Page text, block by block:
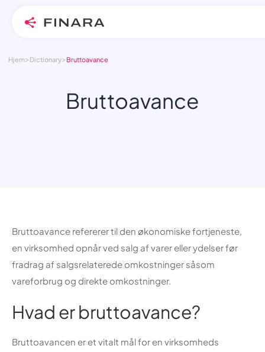
Skip
Hjem> Dictionary> Bruttoavance
Bruttoavance
Bruttoavance refererer til den økonomiske fortjeneste,
en virksomhed opnår ved salg af varer eller ydelser før
fradrag af salgsrelaterede omkostninger såsom
vareforbrug og direkte omkostninger.
Hvad er bruttoavance?
Bruttoavancen er et vitalt mål for en virksomheds